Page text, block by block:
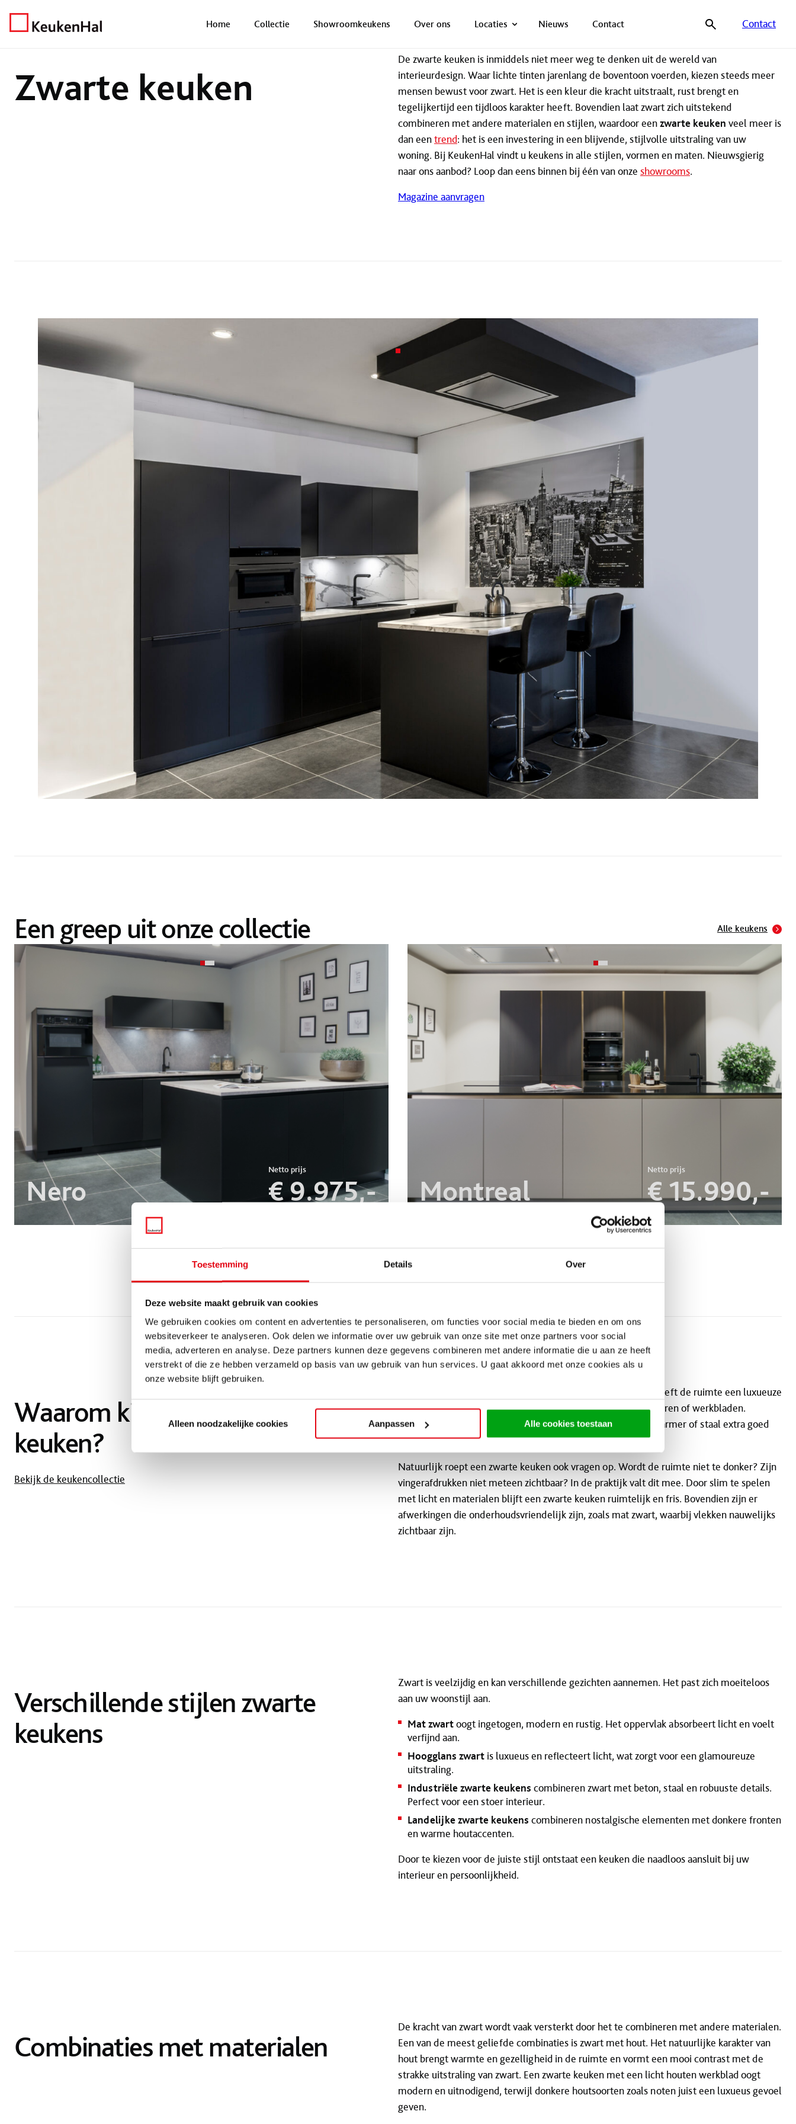
Toestemming Details Over
Deze website maakt gebruik van cookies
We gebruiken cookies om content en advertenties te personaliseren, om functies voor social media te bieden en om ons
websiteverkeer te analyseren. Ook delen we informatie over uw gebruik van onze site met onze partners voor social
media, adverteren en analyse. Deze partners kunnen deze gegevens combineren met andere informatie die u aan ze heeft
verstrekt of die ze hebben verzameld op basis van uw gebruik van hun services. U gaat akkoord met onze cookies als u
onze website blijft gebruiken.
Alleen noodzakelijke cookies Aanpassen Alle cookies toestaan
Home Collectie Showroomkeukens Over ons Locaties Nieuws Contact Contact
Home
Zwarte keuken
De zwarte keuken is inmiddels niet meer weg te denken uit de wereld van
interieurdesign. Waar lichte tinten jarenlang de boventoon voerden, kiezen steeds meer
mensen bewust voor zwart. Het is een kleur die kracht uitstraalt, rust brengt en
tegelijkertijd een tijdloos karakter heeft. Bovendien laat zwart zich uitstekend
combineren met andere materialen en stijlen, waardoor eenzwarte keuken veel meer is
dan eentrend: het is een investering in een blijvende, stijlvolle uitstraling van uw
woning. Bij KeukenHal vindt u keukens in alle stijlen, vormen en maten. Nieuwsgierig
naar ons aanbod? Loop dan eens binnen bij één van onze showrooms.
Magazine aanvragen
Een greep uit onze collectie Alle keukens
Nero € 9.975,- Montreal € 15.990,-
Waarom kiezen voor een zwarte
keuken?
Bekijk de keukencollectie
Een zwarte keuken maakt indruk. Het donkere kleurgebruik geeft de ruimte een luxueuze
uitstraling en vormt een sterk contrast met lichte muren, vloeren of werkbladen.
Tegelijkertijd heeft zwart een neutrale basis: het laat
, marmer of staal extra goed
tot hun recht komen en zorgt voor diepte in de ruimte.
Natuurlijk roept een zwarte keuken ook vragen op. Wordt de ruimte niet te donker? Zijn
vingerafdrukken niet meteen zichtbaar? In de praktijk valt dit mee. Door slim te spelen
met licht en materialen blijft een zwarte keuken ruimtelijk en fris. Bovendien zijn er
afwerkingen die onderhoudsvriendelijk zijn, zoals mat zwart, waarbij vlekken nauwelijks
zichtbaar zijn.
Verschillende stijlen zwarte
keukens
Zwart is veelzijdig en kan verschillende gezichten aannemen. Het past zich moeiteloos
aan uw woonstijl aan.
Mat zwartoogt ingetogen, modern en rustig. Het oppervlak absorbeert licht en voelt
verfijnd aan.
Hoogglans zwart is luxueus en reflecteert licht, wat zorgt voor een glamoureuze
uitstraling.
Industriële zwarte keukens combineren zwart met beton, staal en robuuste details.
Perfect voor een stoer interieur.
Landelijke zwarte keukens combineren nostalgische elementen met donkere fronten
en warme houtaccenten.
Door te kiezen voor de juiste stijl ontstaat een keuken die naadloos aansluit bij uw
interieur en persoonlijkheid.
Combinaties met materialen
De kracht van zwart wordt vaak versterkt door het te combineren met andere materialen.
Een van de meest geliefde combinaties is zwart met hout. Het natuurlijke karakter van
hout brengt warmte en gezelligheid in de ruimte en vormt een mooi contrast met de
strakke uitstraling van zwart. Een zwarte keuken met een licht houten werkblad oogt
modern en uitnodigend, terwijl donkere houtsoorten zoals noten juist een luxueus gevoel
geven.